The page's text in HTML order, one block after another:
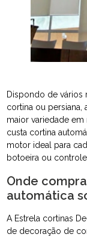
Dispondo de
cortina ou persiana,
maior variedade
custa cortina
motor ideal para
botoeira ou
Onde
automática
A Estrela cortinas
de decoração de